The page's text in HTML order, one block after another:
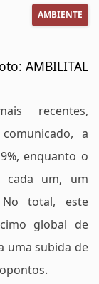
AMBIENTE
AMBILITAL
recentes,
a
enquanto o
cada um, um
total, este
global de
uma subida de